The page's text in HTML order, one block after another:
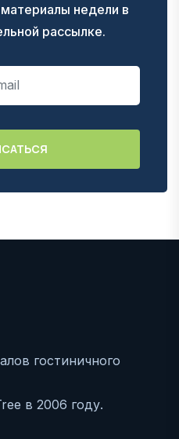
недели в
рассылке.
гостиничного
в 2006 году.